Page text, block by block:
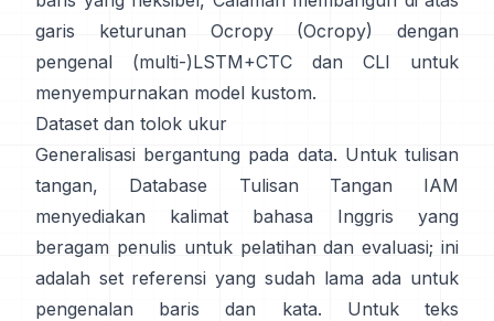
garis keturunan Ocropy (Ocropy) dengan
pengenal (multi-)LSTM+CTC dan CLI untuk
menyempurnakan model kustom.
Dataset dan tolok ukur
Generalisasi bergantung pada data. Untuk tulisan
tangan,
Database Tulisan Tangan IAM
menyediakan kalimat bahasa Inggris yang
beragam penulis untuk pelatihan dan evaluasi; ini
adalah set referensi yang sudah lama ada untuk
pengenalan baris dan kata. Untuk teks